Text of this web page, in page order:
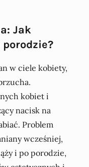
Jak
w ciele kobiety,
kobiet i
nacisk na
Problem
wcześniej,
i po porodzie,